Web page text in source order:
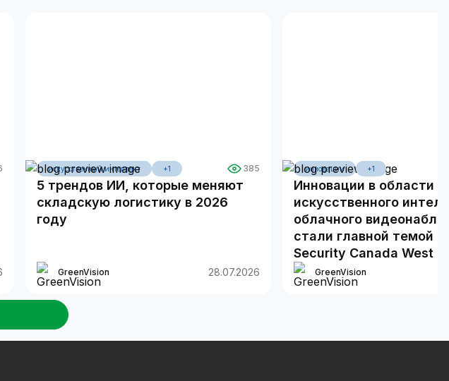
искусственный интеллект +1 385
5 трендов ИИ, которые меняют
складскую логистику в 2026
году
GreenVision 28.07.2026
инновации +1
Инновации в области
искусственного
облачного
стали главной темой
Security Canada West
GreenVision